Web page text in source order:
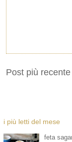
Post più recente
i più letti del mese
feta